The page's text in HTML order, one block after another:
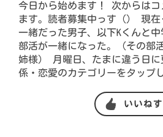
今日から始めます！ 次からはコ
ます。読者募集中っす（） 現
一緒だった男子、以下Kくんと中
部活が一緒になった。（その部
姉様） 月曜日、たまに違う日に
係・恋愛のカテゴリーをタップ
いいねす